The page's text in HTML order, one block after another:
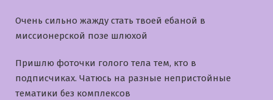
Очень сильно жажду стать твоей ебаной в
миссионерской позе шлюхой
Пришлю фоточки голого тела тем, кто в
подписчиках. Чатюсь на разные непристойные
тематики без комплексов